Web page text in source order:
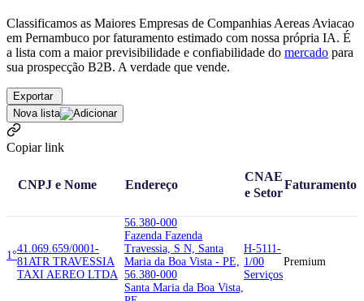
Classificamos as Maiores Empresas de Companhias Aereas Aviacao
em Pernambuco por faturamento estimado com nossa própria IA. É
a lista com a maior previsibilidade e confiabilidade do mercado para
sua prospecção B2B. A verdade que vende.
Exportar
Nova lista
Copiar link
CNPJ e Nome Endereço
CNAE
e Setor
Faturamento
1°
41.069.659/0001-
81 ATR TRAVESSIA
TAXI AEREO LTDA
56.380-000
Fazenda Fazenda
Travessia, S N, Santa
Maria da Boa Vista - PE,
56.380-000
Santa Maria da Boa Vista,
H-5111-
1/00
Serviços
Premium